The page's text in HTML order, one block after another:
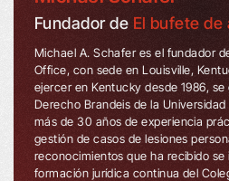
Fundador de El bufete
Michael A. Schafer es el fundador
Office, con sede en Louisville,
ejercer en Kentucky desde 1986,
Derecho Brandeis de la
más de 30 años de experiencia
gestión de casos de lesiones
reconocimientos que ha recibido se
formación jurídica continua del